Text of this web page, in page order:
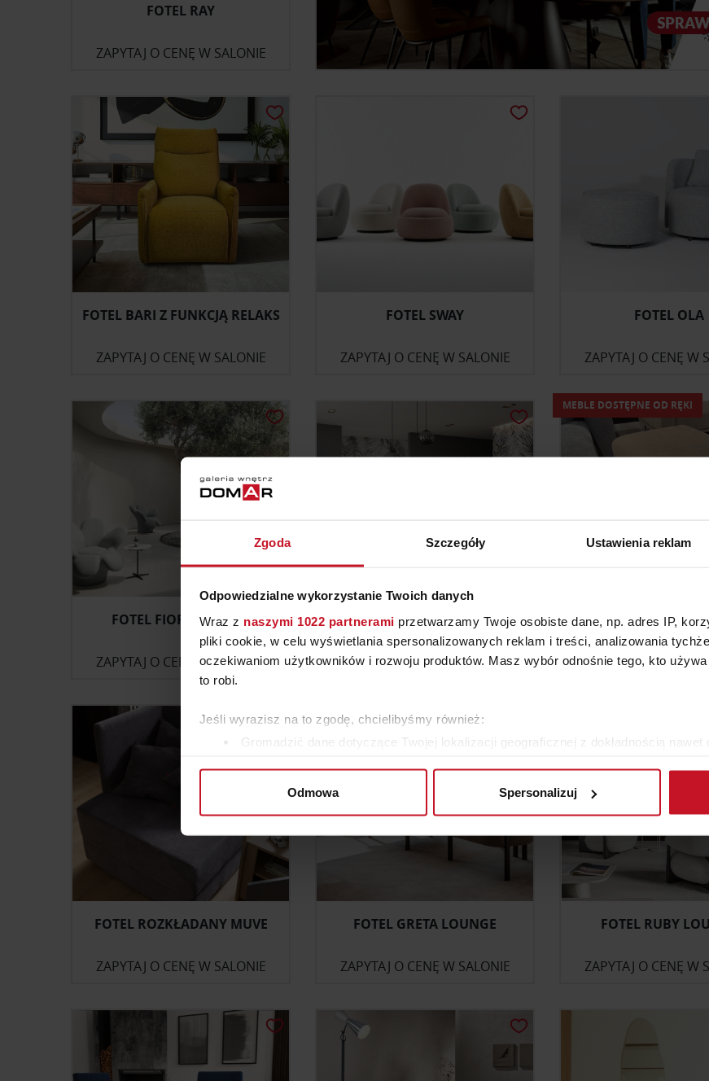
Zgoda Szczegóły Ustawienia reklam
Odpowiedzialne wykorzystanie Twoich danych
Wraz z naszymi 1022 partnerami przetwarzamy Twoje osobiste dane, np. adres IP,
pliki cookie, w celu wyświetlania spersonalizowanych reklam i treści, analizowania
oczekiwaniom użytkowników i rozwoju produktów. Masz wybór odnośnie tego, kto
to robi.
Jeśli wyrazisz na to zgodę, chcielibyśmy również:
Gromadzić dane dotyczące Twojej lokalizacji geograficznej z dokładnością nawet
Dowiedz się więcej odnośnie tego, jak Twoje osobiste dane są przetwarzane oraz ustaw
Wykorzystujemy pliki cookie do spersonalizowania treści i reklam, aby oferować funkcje
ruch w naszej witrynie. Informacje o tym, jak korzystasz z naszej witryny, udostępniamy
reklamowym i analitycznym. Partnerzy mogą połączyć te informacje z innymi danymi
uzyskanymi podczas korzystania z ich usług.
Odmowa Spersonalizuj
FOTEL RAY
ZAPYTAJ O CENĘ W SALONIE
FOTEL BARI Z FUNKCJĄ RELAKS
ZAPYTAJ O CENĘ W SALONIE
FOTEL SWAY
ZAPYTAJ O CENĘ W SALONIE
FOTEL OLA
ZAPYTAJ O CENĘ W
FOTEL FIORE NATUZZI
ZAPYTAJ O CENĘ W SALONIE
FOTEL CAPRICCIO
ZAPYTAJ O CENĘ W SALONIE
PUFA
1 977 ZŁ
MEBLE DOSTĘPNE OD RĘKI
FOTEL ROZKŁADANY MUVE
ZAPYTAJ O CENĘ W SALONIE
FOTEL GRETA LOUNGE
ZAPYTAJ O CENĘ W SALONIE
FOTEL RUBY
ZAPYTAJ O CENĘ W